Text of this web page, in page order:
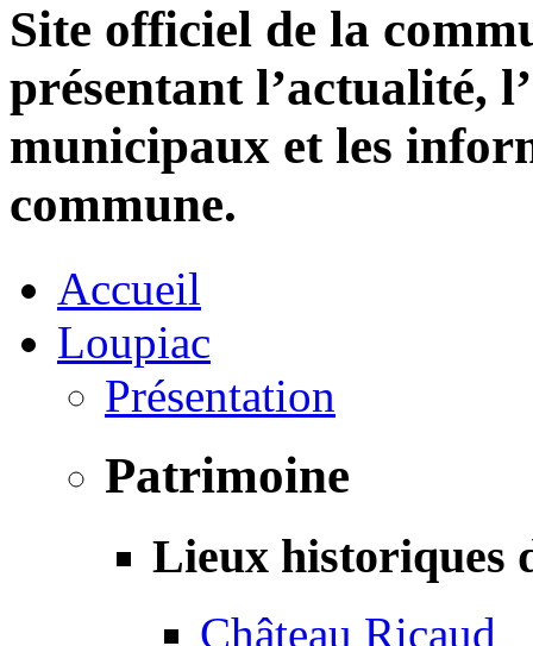
Site officiel de la
présentant l’actualité,
municipaux et les
commune.
Accueil
Loupiac
Présentation
Patrimoine
Lieux historiques
Château Ricaud